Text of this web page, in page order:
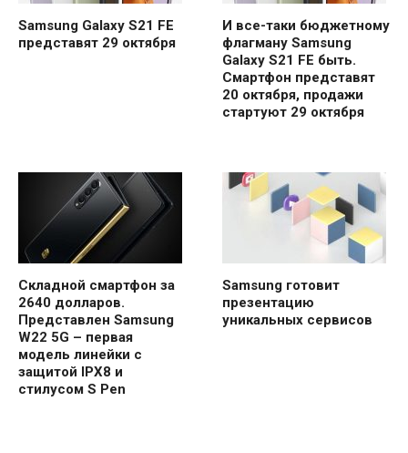
Samsung Galaxy S21 FE
представят 29 октября
И все-таки бюджетному
флагману Samsung
Galaxy S21 FE быть.
Смартфон представят
20 октября, продажи
стартуют 29 октября
Складной смартфон за
2640 долларов.
Представлен Samsung
W22 5G – первая
модель линейки с
защитой IPX8 и
стилусом S Pen
Samsung готовит
презентацию
уникальных сервисов